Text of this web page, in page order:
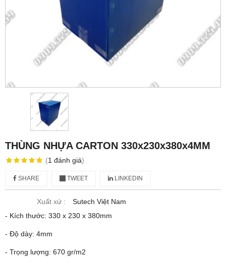
THÙNG NHỰA CARTON 330x230x380x4MM
(1 đánh giá)
SHARE TWEET LINKEDIN
Xuất xứ :
Sutech Việt Nam
- Kích thước: 330 x 230 x 380mm
- Độ dày: 4mm
- Trọng lượng: 670 gr/m2